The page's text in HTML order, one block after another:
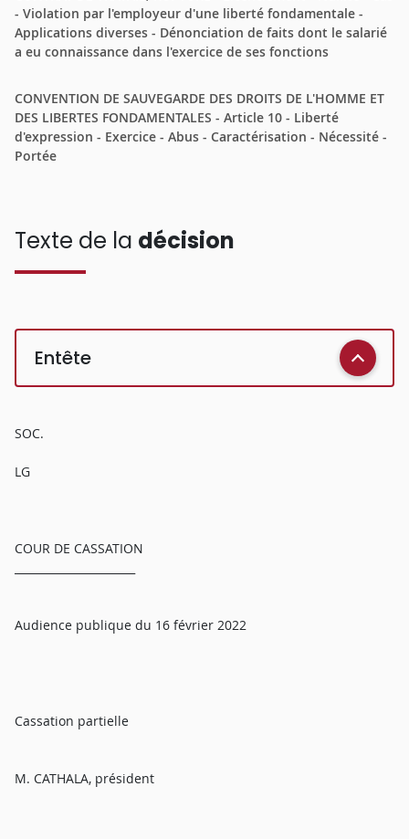
- Violation par l'employeur d'une liberté fondamentale -
Applications diverses - Dénonciation de faits dont le salarié
a eu connaissance dans l'exercice de ses fonctions
CONVENTION DE SAUVEGARDE DES DROITS DE L'HOMME ET
DES LIBERTES FONDAMENTALES - Article 10 - Liberté
d'expression - Exercice - Abus - Caractérisation - Nécessité -
Portée
Texte de la décision
Entête
SOC.
LG
COUR DE CASSATION
Audience publique du 16 février 2022
Cassation partielle
M. CATHALA, président